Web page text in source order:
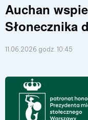
Auchan
Słonecznika
11.06.2026 godz. 10:45